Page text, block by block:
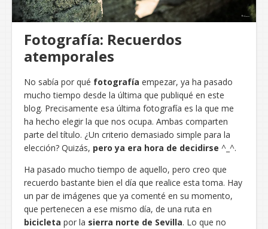
Fotografía: Recuerdos
atemporales
No sabía por qué fotografía empezar, ya ha pasado
mucho tiempo desde la última que publiqué en este
blog. Precisamente esa última fotografía es la que me
ha hecho elegir la que nos ocupa. Ambas comparten
parte del título. ¿Un criterio demasiado simple para la
elección? Quizás, pero ya era hora de decidirse ^_^.
Ha pasado mucho tiempo de aquello, pero creo que
recuerdo bastante bien el día que realice esta toma. Hay
un par de imágenes que ya comenté en su momento,
que pertenecen a ese mismo día, de una ruta en
bicicleta por la sierra norte de Sevilla. Lo que no